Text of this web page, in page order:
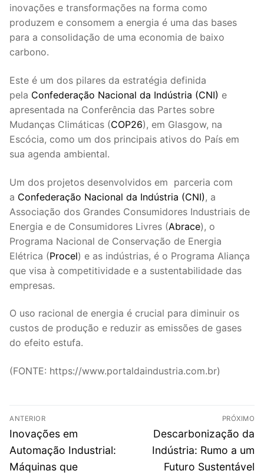
inovações e transformações na forma como
produzem e consomem a energia é uma das bases
para a consolidação de uma economia de baixo
carbono.
Este é um dos pilares da estratégia definida
pela Confederação Nacional da Indústria (CNI) e
apresentada na Conferência das Partes sobre
Mudanças Climáticas (COP26), em Glasgow, na
Escócia, como um dos principais ativos do País em
sua agenda ambiental.
Um dos projetos desenvolvidos em parceria com
a Confederação Nacional da Indústria (CNI), a
Associação dos Grandes Consumidores Industriais de
Energia e de Consumidores Livres (Abrace), o
Programa Nacional de Conservação de Energia
Elétrica (Procel) e as indústrias, é o Programa Aliança
que visa à competitividade e a sustentabilidade das
empresas.
O uso racional de energia é crucial para diminuir os
custos de produção e reduzir as emissões de gases
do efeito estufa.
(FONTE: https://www.portaldaindustria.com.br)
Navegação
de
Post
ANTERIOR
Post
anterior:
Inovações em
Automação Industrial:
Máquinas que
PRÓXIMO
Próximo
post:
Descarbonização da
Indústria: Rumo a um
Futuro Sustentável​